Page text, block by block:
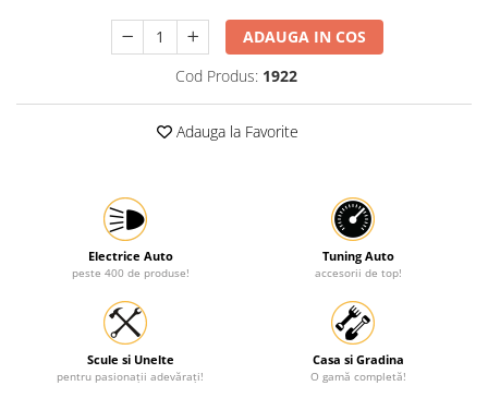
ADAUGA IN COS
Cod Produs: 1922
Adauga la Favorite
Electrice Auto
peste 400 de produse!
Tuning Auto
accesorii de top!
Scule si Unelte
pentru pasionații adevărați!
Casa si Gradina
O gamă completă!